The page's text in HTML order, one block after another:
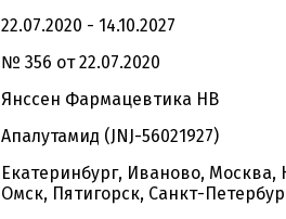
22.07.2020 - 14.10.2027
№ 356 от 22.07.2020
Янссен Фармацевтика НВ
Апалутамид (JNJ-56021927)
Екатеринбург, Иваново,
Омск, Пятигорск, Санкт-